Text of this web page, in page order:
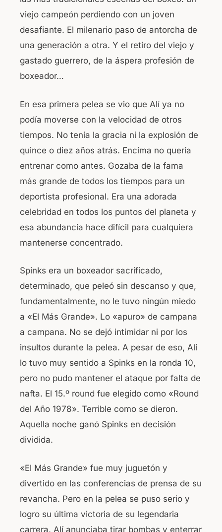
viejo campeón perdiendo con un joven
desafiante. El milenario paso de antorcha de
una generación a otra. Y el retiro del viejo y
gastado guerrero, de la áspera profesión de
boxeador…
En esa primera pelea se vio que Alí ya no
podía moverse con la velocidad de otros
tiempos. No tenía la gracia ni la explosión de
quince o diez años atrás. Encima no quería
entrenar como antes. Gozaba de la fama
más grande de todos los tiempos para un
deportista profesional. Era una adorada
celebridad en todos los puntos del planeta y
esa abundancia hace difícil para cualquiera
mantenerse concentrado.
Spinks era un boxeador sacrificado,
determinado, que peleó sin descanso y que,
fundamentalmente, no le tuvo ningún miedo
a «El Más Grande». Lo «apuro» de campana
a campana. No se dejó intimidar ni por los
insultos durante la pelea. A pesar de eso, Alí
lo tuvo muy sentido a Spinks en la ronda 10,
pero no pudo mantener el ataque por falta de
nafta. El 15.º round fue elegido como «Round
del Año 1978». Terrible como se dieron.
Aquella noche ganó Spinks en decisión
dividida.
«El Más Grande» fue muy juguetón y
divertido en las conferencias de prensa de su
revancha. Pero en la pelea se puso serio y
logro su última victoria de su legendaria
carrera. Alí anunciaba tirar bombas y enterrar